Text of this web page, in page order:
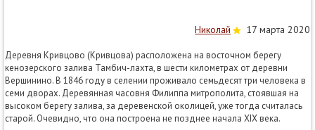
Николай 17 марта 2020
Деревня Кривцово (Кривцова) расположена на восточном берегу
кенозерского залива Тамбич-лахта, в шести километрах от деревни
Вершинино. В 1846 году в селении проживало семьдесят три человека в
семи дворах. Деревянная часовня Филиппа митрополита, стоявшая на
высоком берегу залива, за деревенской околицей, уже тогда считалась
старой. Очевидно, что она построена не позднее начала XIX века.